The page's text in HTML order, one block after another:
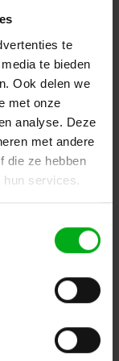
te
te bieden
Ook delen we
met onze
analyse. Deze
met andere
die ze hebben
services.
Zwart
een bericht